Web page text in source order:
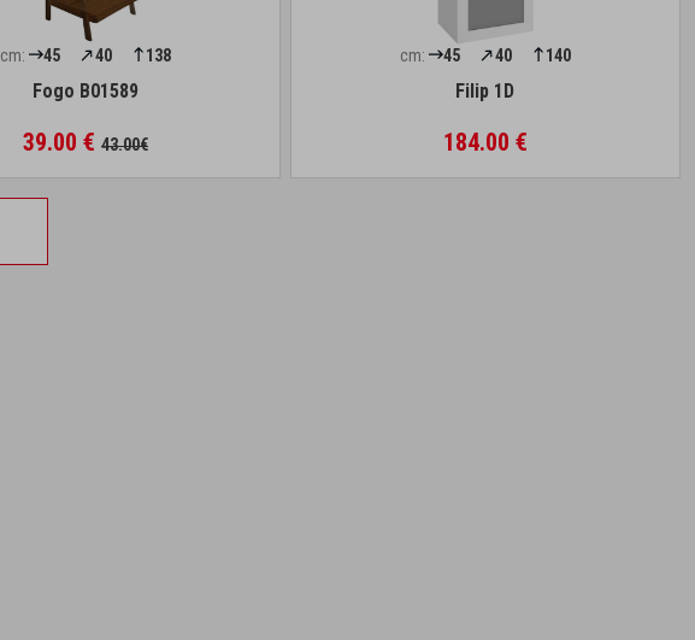
cm: 45 40 138
Fogo B01589
39.00 € 43.00€
cm: 45 40 140
Filip 1D
184.00 €